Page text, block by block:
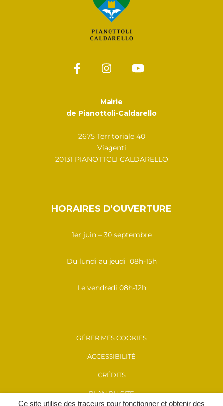
Ce site utilise des traceurs pour fonctionner et obtenir des
Mairie
de Pianottoli-Caldarello
2675 Territoriale 40
Viagenti
20131 PIANOTTOLI CALDARELLO
HORAIRES D’OUVERTURE
1er juin – 30 septembre
Du lundi au jeudi 08h-15h
Le vendredi 08h-12h
GÉRER MES COOKIES
ACCESSIBILITÉ
CRÉDITS
PLAN DU SITE